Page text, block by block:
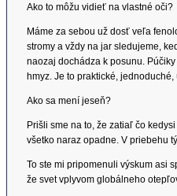
Ako to môžu vidieť na vlastné oči?
Máme za sebou už dosť veľa
stromy a vždy na jar sledujeme,
naozaj dochádza k posunu.
hmyz. Je to praktické,
Ako sa mení jeseň?
Prišli sme na to, že zatiaľ čo
všetko naraz opadne. V priebehu
To ste mi pripomenuli výskum asi
že svet vplyvom globálneho